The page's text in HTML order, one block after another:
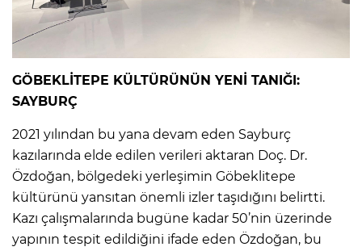
GÖBEKLİTEPE KÜLTÜRÜNÜN YENİ TANIĞI:
SAYBURÇ
2021 yılından bu yana devam eden Sayburç
kazılarında elde edilen verileri aktaran Doç. Dr.
Özdoğan, bölgedeki yerleşimin Göbeklitepe
kültürünü yansıtan önemli izler taşıdığını belirtti.
Kazı çalışmalarında bugüne kadar 50’nin üzerinde
yapının tespit edildiğini ifade eden Özdoğan, bu